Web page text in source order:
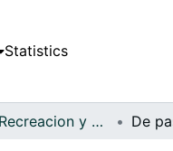
Statistics
APFFVC - Recreacion y Paseo - Patrimonial